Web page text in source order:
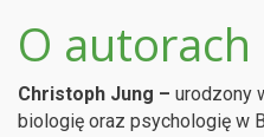
O autorach
Christoph Jung – urodzony
biologię oraz psychologię w